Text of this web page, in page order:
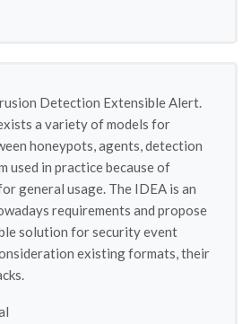
Detection Extensible Alert.
a variety of models for
honeypots, agents, detection
used in practice because of
general usage. The IDEA is an
requirements and propose
solution for security event
existing formats, their